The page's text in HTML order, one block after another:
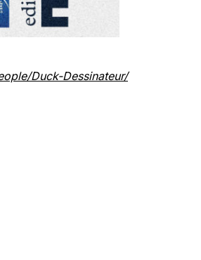
Duck-Dessinateur/